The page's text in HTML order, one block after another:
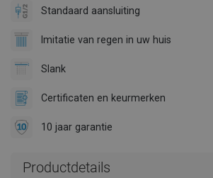
Standaard aansluiting
Imitatie van regen in uw huis
Slank
Certificaten en keurmerken
10 jaar garantie
Productdetails